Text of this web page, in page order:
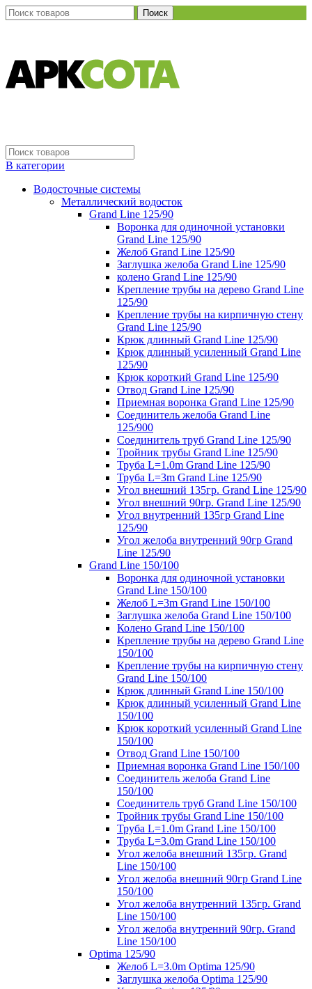
Поиск
В категории
Водосточные системы
Металлический водосток
Grand Line 125/90
Воронка для одиночной установки
Grand Line 125/90
Желоб Grand Line 125/90
Заглушка желоба Grand Line 125/90
колено Grand Line 125/90
Крепление трубы на дерево Grand Line
125/90
Крепление трубы на кирпичную стену
Grand Line 125/90
Крюк длинный Grand Line 125/90
Крюк длинный усиленный Grand Line
125/90
Крюк короткий Grand Line 125/90
Отвод Grand Line 125/90
Приемная воронка Grand Line 125/90
Соединитель желоба Grand Line
125/900
Соединитель труб Grand Line 125/90
Тройник трубы Grand Line 125/90
Труба L=1.0m Grand Line 125/90
Труба L=3m Grand Line 125/90
Угол внешний 135гр. Grand Line 125/90
Угол внешний 90гр. Grand Line 125/90
Угол внутренний 135гр Grand Line
125/90
Угол желоба внутренний 90гр Grand
Line 125/90
Grand Line 150/100
Воронка для одиночной установки
Grand Line 150/100
Желоб L=3m Grand Line 150/100
Заглушка желоба Grand Line 150/100
Колено Grand Line 150/100
Крепление трубы на дерево Grand Line
150/100
Крепление трубы на кирпичную стену
Grand Line 150/100
Крюк длинный Grand Line 150/100
Крюк длинный усиленный Grand Line
150/100
Крюк короткий усиленный Grand Line
150/100
Отвод Grand Line 150/100
Приемная воронка Grand Line 150/100
Соединитель желоба Grand Line
150/100
Соединитель труб Grand Line 150/100
Тройник трубы Grand Line 150/100
Труба L=1.0m Grand Line 150/100
Труба L=3.0m Grand Line 150/100
Угол желоба внешний 135гр. Grand
Line 150/100
Угол желоба внешний 90гр Grand Line
150/100
Угол желоба внутренний 135гр. Grand
Line 150/100
Угол желоба внутренний 90гр. Grand
Line 150/100
Optima 125/90
Желоб L=3.0m Optima 125/90
Заглушка желоба Optima 125/90